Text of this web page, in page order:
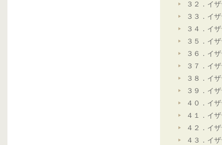
３２．イ
３３．イ
３４．イ
３５．イ
３６．イ
３７．イ
３８．イ
３９．イ
４０．イ
４１．イ
４２．イ
４３．イ